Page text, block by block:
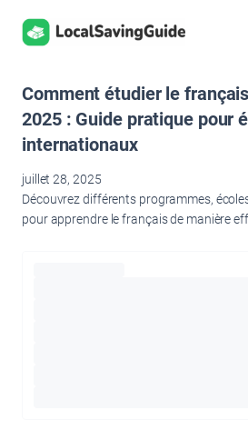
Aller
Comment étudier le
2025 : Guide pratique pour
internationaux
juillet 28, 2025
Découvrez différents programmes,
pour apprendre le français de manière